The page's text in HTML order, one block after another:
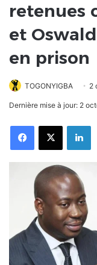
retenues
et
en prison
TOGONYIGBA 2
Dernière mise à jour: 2
FacebookX